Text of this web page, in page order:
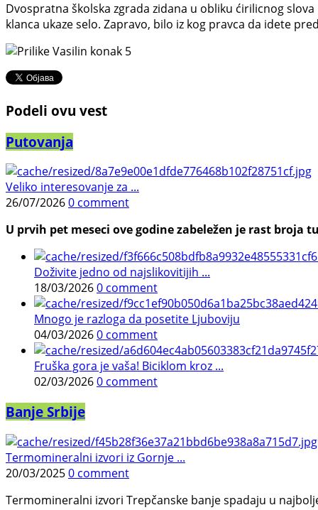
Dvospratna školska zgrada zidana u obliku ćirilicnog
klanca ukaze selo. Zapravo, bilo iz kog pravca da idete
Podeli ovu vest
Putovanja
Veliko interesovanje za ...
26/07/20260 comment
U prvih pet meseci ove godine zabeležen je rast
Doživite jedno od najslikovitijih ...
18/03/20260 comment
Mnogo je razloga da posetite Ljuboviju
04/03/20260 comment
Fruška gora je vaša! Biciklom kroz ...
02/03/20260 comment
Banje Srbije
Termomineralni izvori iz Gornje ...
20/03/20250 comment
Termomineralni izvori Trepčanske banje spadaju u